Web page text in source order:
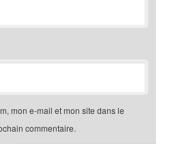
mon e-mail et mon site dans le
commentaire.